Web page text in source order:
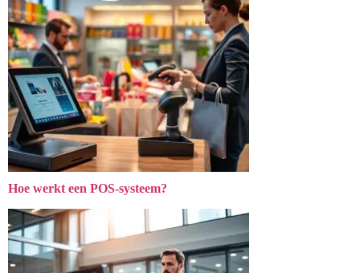
Bij Prosperbiz-websites kan men rekenen op uitgebreide
ondersteuning, variërend van hulp bij het ontwerp van de website
tot het onderhoud en hosting. Dit zorgt ervoor dat ondernemers
altijd de nodige hulp krijgen om hun online doelen te bereiken.
Meer tips ondernemers